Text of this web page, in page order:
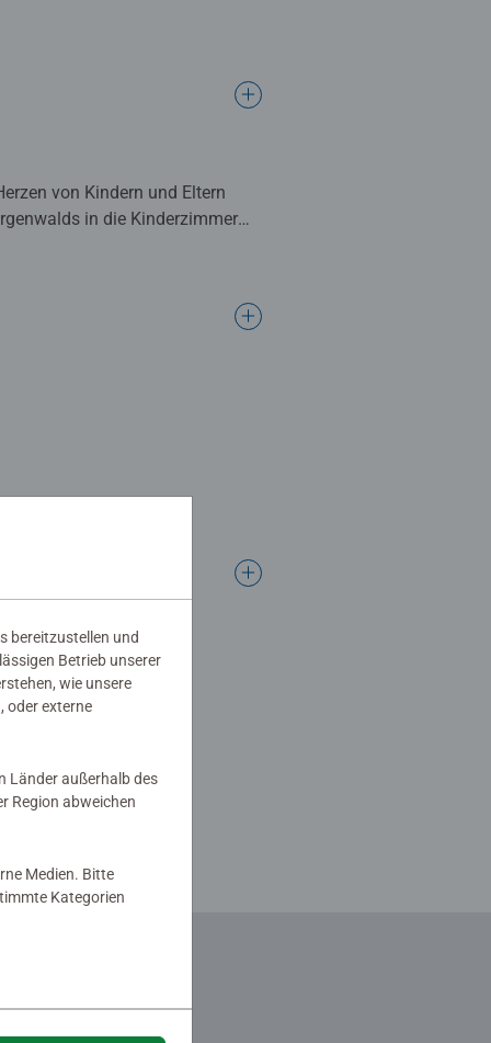
von Kindern und Eltern
in die Kinderzimmer
aus dem
des weltbekannten
bei dem die Kinder
bereitzustellen und
Betrieb unserer
wie unsere
oder externe
Länder außerhalb des
Region abweichen
Medien. Bitte
Kategorien